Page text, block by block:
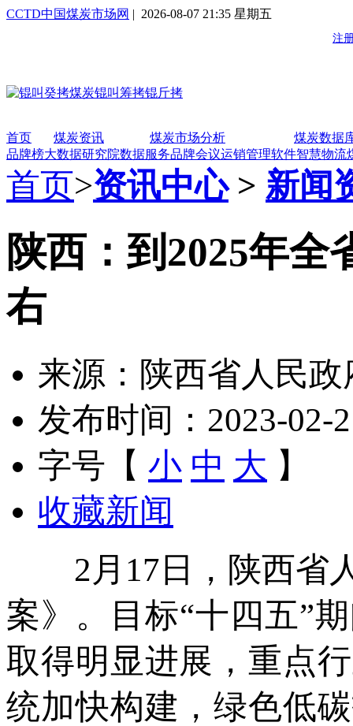
CCTD中国煤炭市场网 | 2026-08-07 21:35 星期五
首页 煤炭资讯 煤炭市场分析
煤炭数据
品牌榜大数据研究院数据服务品牌会议运销管理软件智慧物流
首页>资讯中心> 新闻
陕西：到2025年
右
来源：陕西省人民政
发布时间：2023-02-
字号【 小 中 大 】
收藏新闻
2月17日，陕西省人
案》。目标“十四五”
取得明显进展，重点
统加快构建，绿色低